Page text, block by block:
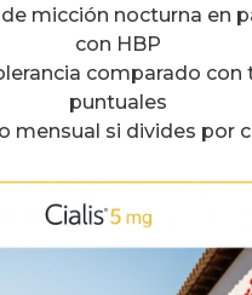
micción nocturna en
con HBP
comparado con
puntuales
mensual si divides por